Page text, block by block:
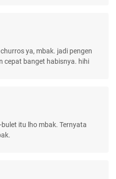
ya, mbak. jadi pengen
cepat banget habisnya. hihi
itu lho mbak. Ternyata